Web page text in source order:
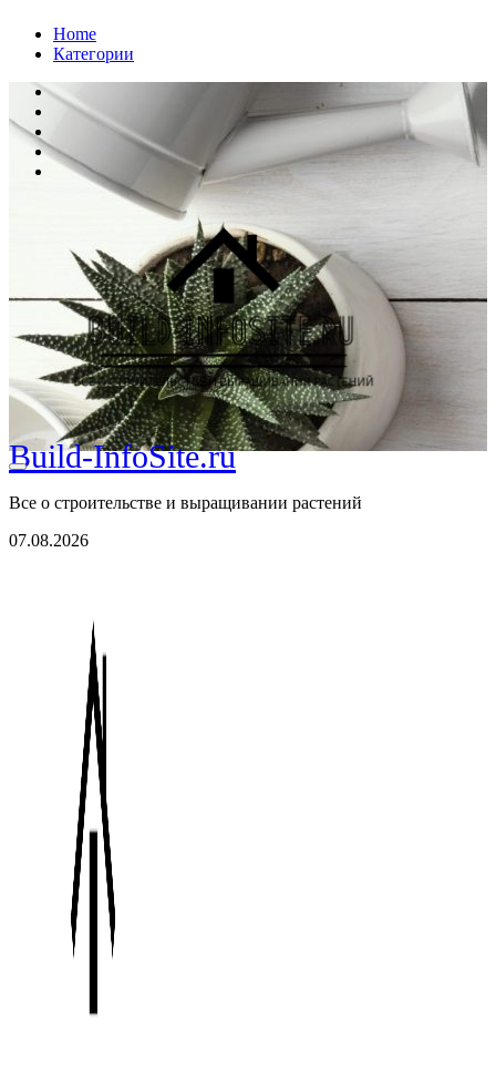
ПерейтиHome
Категории
Build-InfoSite.ru
Все о строительстве и выращивании растений
07.08.2026